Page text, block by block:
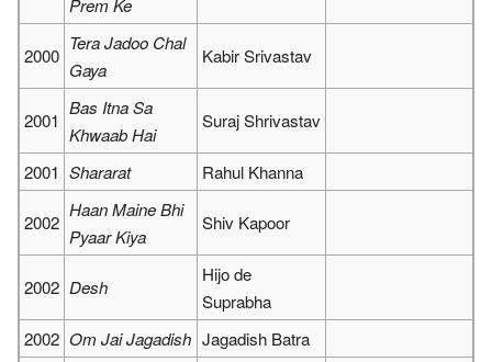
2000
Tera Jadoo Chal
Gaya
Kabir Srivastav
2001
Bas Itna Sa
Khwaab Hai
Suraj Shrivastav
2001 Shararat Rahul Khanna
2002
Haan Maine Bhi
Pyaar Kiya
Shiv Kapoor
2002 Desh
Hijo de
Suprabha
2002 Om Jai Jagadish Jagadish Batra